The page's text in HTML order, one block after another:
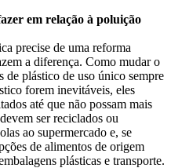
em relação à poluição
precise de uma reforma
a diferença. Como mudar o
de plástico de uso único sempre
forem inevitáveis, eles
até que não possam mais
ser reciclados ou
ao supermercado e, se
de alimentos de origem
plásticas e transporte.